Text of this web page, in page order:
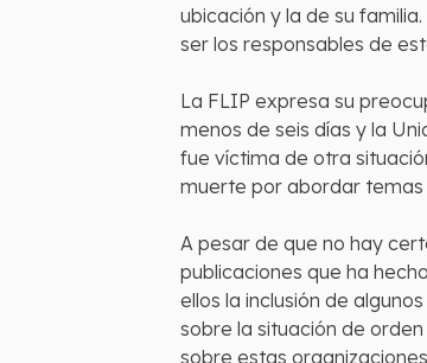
ubicación y la de su
ser los responsables de
La FLIP expresa su
menos de seis días y la
fue víctima de otra
muerte por abordar temas
A pesar de que no hay
publicaciones que ha
ellos la inclusión de
sobre la situación de
sobre estas